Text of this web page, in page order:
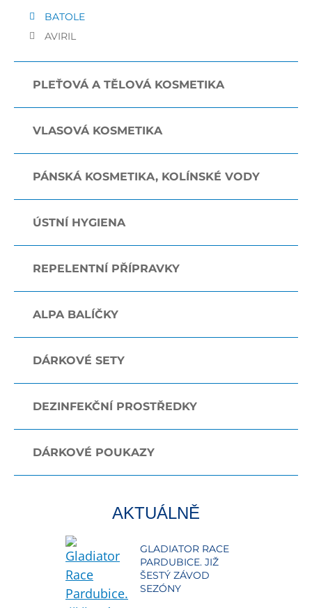
BATOLE
AVIRIL
PLEŤOVÁ A TĚLOVÁ KOSMETIKA
VLASOVÁ KOSMETIKA
PÁNSKÁ KOSMETIKA, KOLÍNSKÉ VODY
ÚSTNÍ HYGIENA
REPELENTNÍ PŘÍPRAVKY
ALPA BALÍČKY
DÁRKOVÉ SETY
DEZINFEKČNÍ PROSTŘEDKY
DÁRKOVÉ POUKAZY
AKTUÁLNĚ
GLADIATOR RACE
PARDUBICE. JIŽ
ŠESTÝ ZÁVOD
SEZÓNY